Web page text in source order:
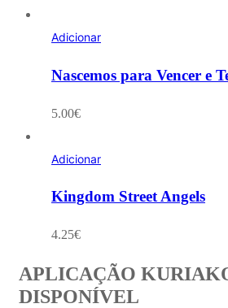
Adicionar
Nascemos para Vencer e
5.00€
Adicionar
Kingdom Street Angels
4.25€
APLICAÇÃO
DISPONÍVEL